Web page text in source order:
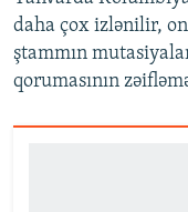
daha çox izlənilir,
ştammın
qorumasının